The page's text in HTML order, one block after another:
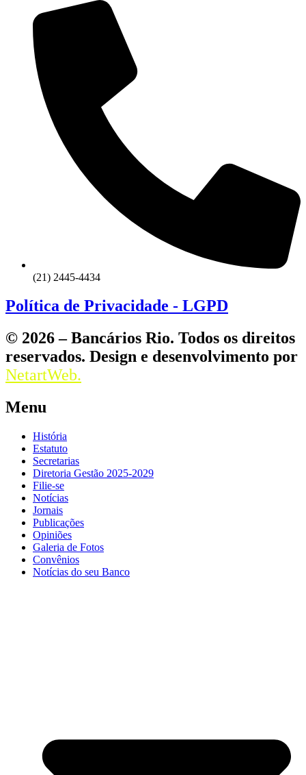
(21) 2445-4434
Política de Privacidade - LGPD
© 2026 – Bancários Rio. Todos os direitos
reservados. Design e desenvolvimento por
NetartWeb.
Menu
História
Estatuto
Secretarias
Diretoria Gestão 2025-2029
Filie-se
Notícias
Jornais
Publicações
Opiniões
Galeria de Fotos
Convênios
Notícias do seu Banco